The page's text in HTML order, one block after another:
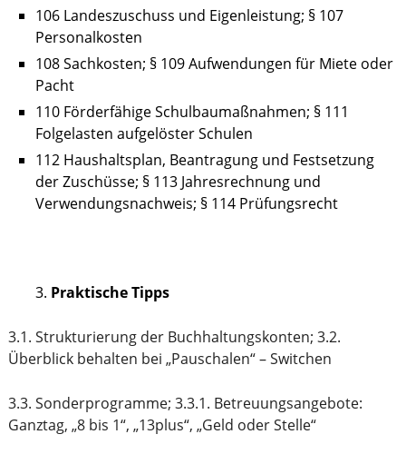
106 Landeszuschuss und Eigenleistung; § 107
Personalkosten
108 Sachkosten; § 109 Aufwendungen für Miete oder
Pacht
110 Förderfähige Schulbaumaßnahmen; § 111
Folgelasten aufgelöster Schulen
112 Haushaltsplan, Beantragung und Festsetzung
der Zuschüsse; § 113 Jahresrechnung und
Verwendungsnachweis; § 114 Prüfungsrecht
Praktische Tipps
3.1. Strukturierung der Buchhaltungskonten; 3.2.
Überblick behalten bei „Pauschalen“ – Switchen
3.3. Sonderprogramme; 3.3.1. Betreuungsangebote:
Ganztag, „8 bis 1“, „13plus“, „Geld oder Stelle“